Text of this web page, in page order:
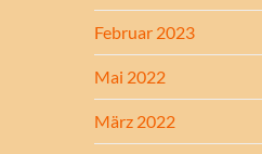
Februar 2023
Mai 2022
März 2022